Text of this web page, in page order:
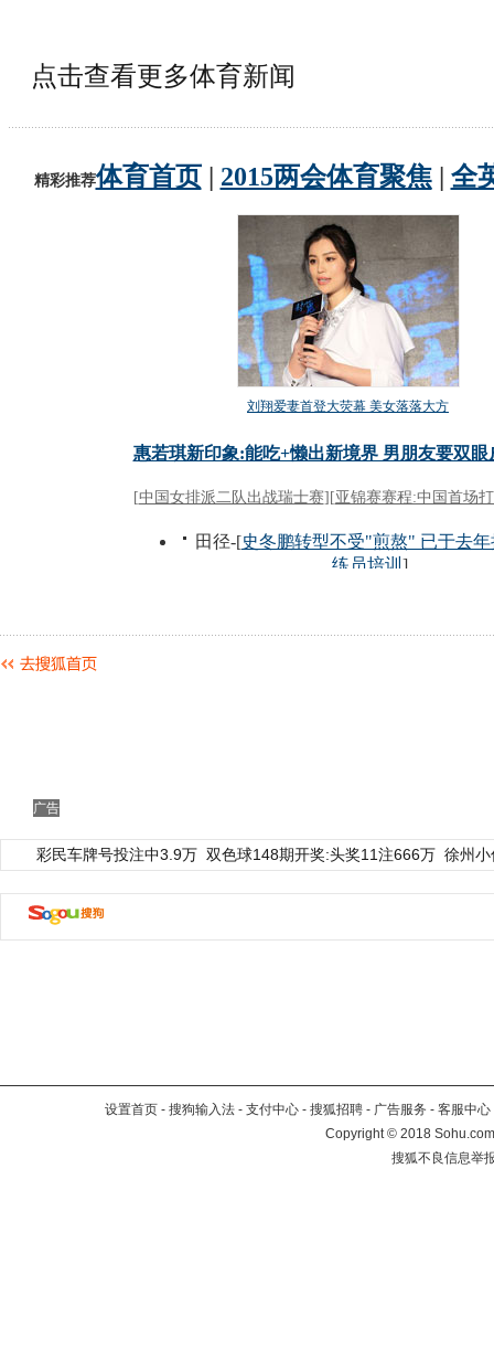
点击查看更多体育新闻
广告
彩民车牌号投注中3.9万 双色球148期开奖:头奖11注666万 徐州
设置首页 - 搜狗输入法 - 支付中心 - 搜狐招聘 - 广告服务 - 客服中心
Copyright©2018
搜狐不良信息举